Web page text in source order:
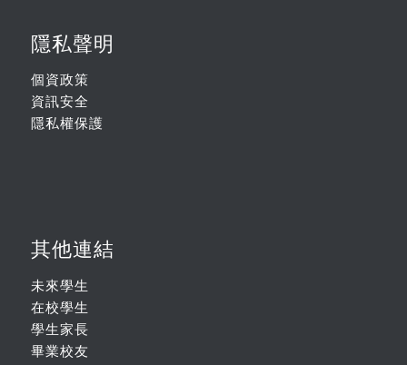
隱私聲明
個資政策
資訊安全
隱私權保護
其他連結
未來學生
在校學生
學生家長
畢業校友